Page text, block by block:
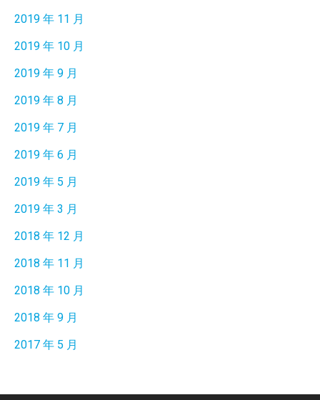
2019 年 11 月
2019 年 10 月
2019 年 9 月
2019 年 8 月
2019 年 7 月
2019 年 6 月
2019 年 5 月
2019 年 3 月
2018 年 12 月
2018 年 11 月
2018 年 10 月
2018 年 9 月
2017 年 5 月